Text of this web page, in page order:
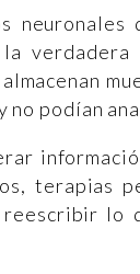
neuronales
no podían
terapias
lo